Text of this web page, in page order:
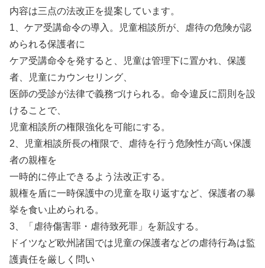
内容は三点の法改正を提案しています。
1、ケア受講命令の導入。児童相談所が、虐待の危険が認
められる保護者に
ケア受講命令を発すると、児童は管理下に置かれ、保護
者、児童にカウンセリング、
医師の受診が法律で義務づけられる。命令違反に罰則を設
けることで、
児童相談所の権限強化を可能にする。
2、児童相談所長の権限で、虐待を行う危険性が高い保護
者の親権を
一時的に停止できるよう法改正する。
親権を盾に一時保護中の児童を取り返すなど、保護者の暴
挙を食い止められる。
3、「虐待傷害罪・虐待致死罪」を新設する。
ドイツなど欧州諸国では児童の保護者などの虐待行為は監
護責任を厳しく問い